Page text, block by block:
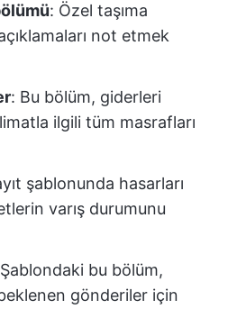
: Özel taşıma
not etmek
: Bu bölüm, giderleri
ilgili tüm masrafları
şablonunda hasarları
varış durumunu
bu bölüm,
gönderiler için